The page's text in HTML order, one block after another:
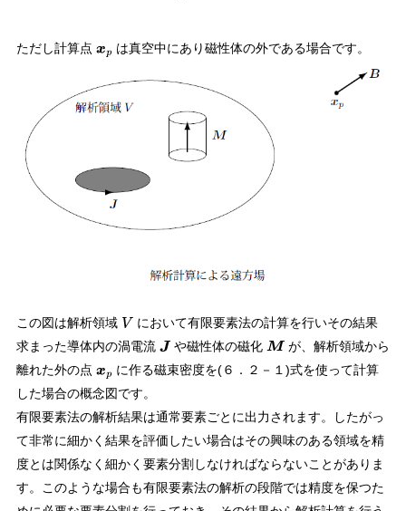
ただし計算点 xp は真空中にあり磁性体の外である場合です。
この図は解析領域 V において有限要素法の計算を行いその結果
求まった導体内の渦電流 J や磁性体の磁化 M が、解析領域から
離れた外の点 xp に作る磁束密度を(６．２－１)式を使って計算
した場合の概念図です。
有限要素法の解析結果は通常要素ごとに出力されます。したがっ
て非常に細かく結果を評価したい場合はその興味のある領域を精
度とは関係なく細かく要素分割しなければならないことがありま
す。このような場合も有限要素法の解析の段階では精度を保つた